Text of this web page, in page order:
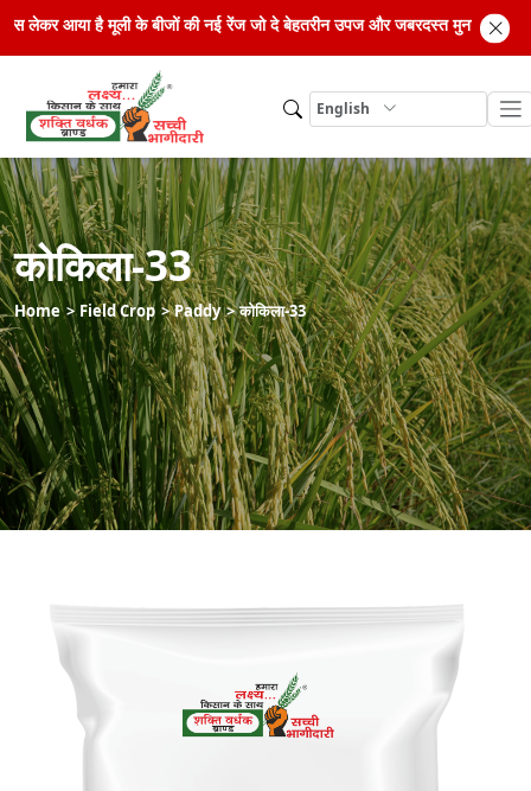
लेकर आया है मूली के बीजों की नई रेंज जो दे बेहतरीन उपज और जबरदस्त मुनाफा।
English
कोकिला-33
Home Field Crop Paddy कोकिला-33